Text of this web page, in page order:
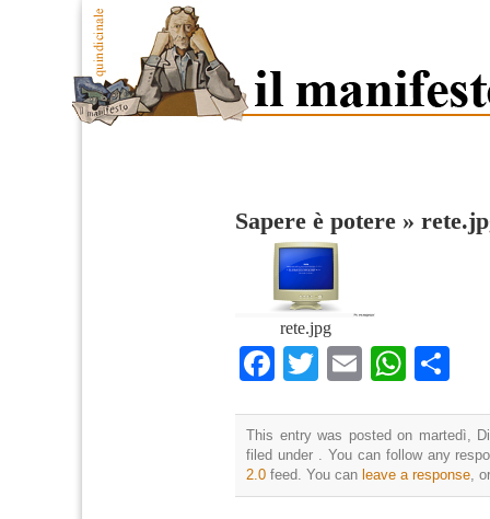
Sapere è potere »
rete.jpg
Facebook
TwitterEmail
This entry was posted on martedì,
filed under . You can follow any
2.0 feed. You can leave a response ,